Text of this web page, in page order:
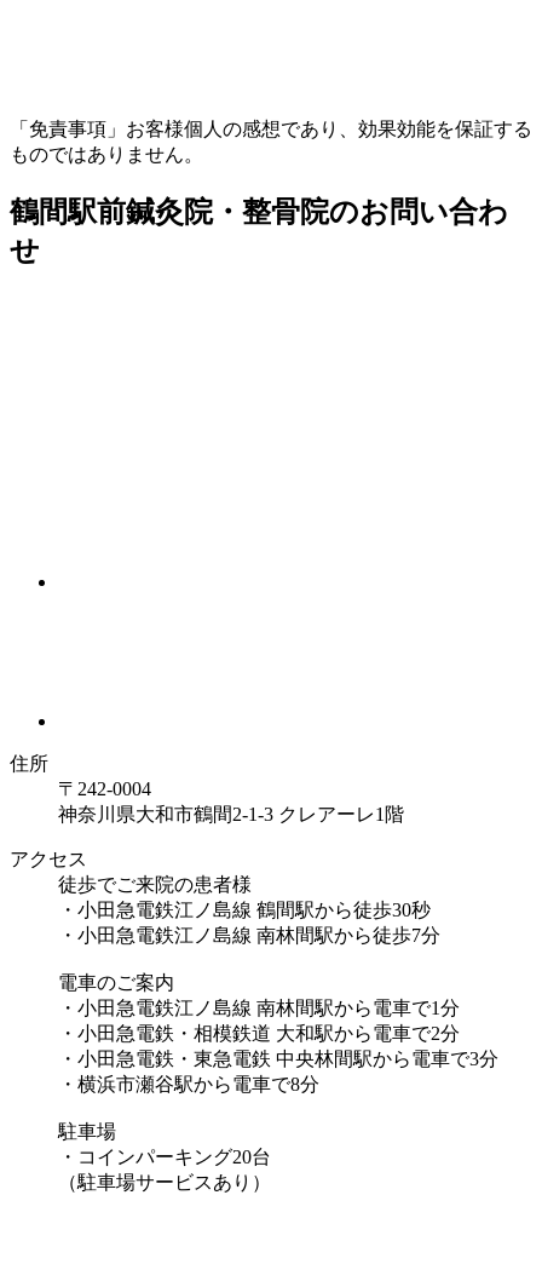
「免責事項」お客様個人の感想であり、効果効能を保証する
ものではありません。
鶴間駅前鍼灸院・整骨院のお問い合わ
せ
住所
〒242-0004
神奈川県大和市鶴間2-1-3 クレアーレ1階
アクセス
徒歩でご来院の患者様
・小田急電鉄江ノ島線 鶴間駅から徒歩30秒
・小田急電鉄江ノ島線 南林間駅から徒歩7分
電車のご案内
・小田急電鉄江ノ島線 南林間駅から電車で1分
・小田急電鉄・相模鉄道 大和駅から電車で2分
・小田急電鉄・東急電鉄 中央林間駅から電車で3分
・横浜市瀬谷駅から電車で8分
駐車場
・コインパーキング20台
（駐車場サービスあり）